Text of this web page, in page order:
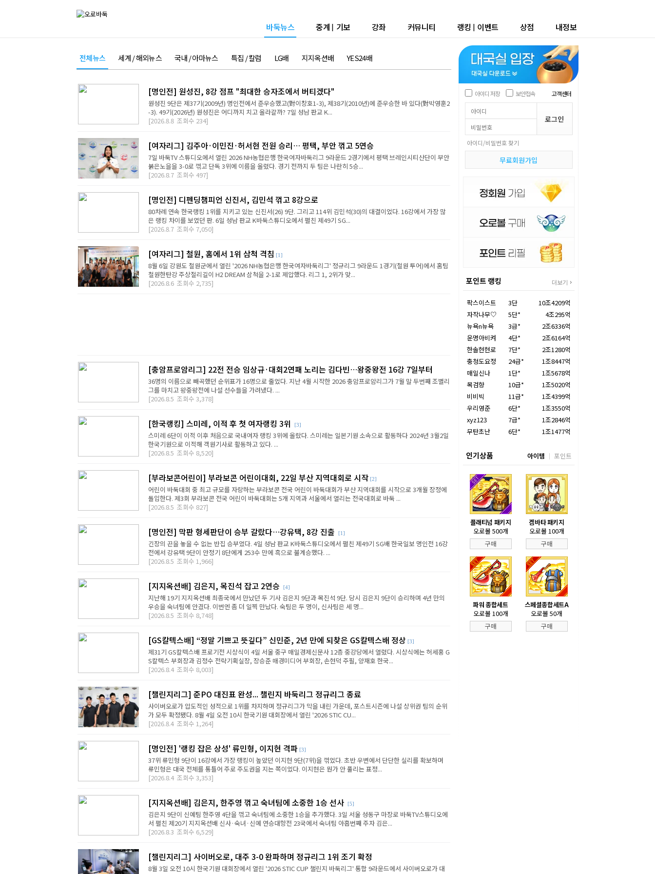
바둑뉴스 중계 | 기보 강좌 커뮤니티 랭킹 | 이벤트 상점 내정보
전체뉴스 세계 / 해외뉴스 국내 / 아마뉴스 특집 / 칼럼 LG배 지지옥션배 YES24배
[명인전] 원성진, 8강 점프 "최대한 승자조에서 버티겠다"
원성진 9단은 제37기(2009년) 명인전에서 준우승했고(對이창호1-3), 제38기(2010년)에 준우승한 바 있다(對박영훈2
-3). 49기(2026년) 원성진은 어디까지 치고 올라갈까? 7일 성남 판교 K...
[2026.8.8 조회수 234]
[여자리그] 김주아·이민진·허서현 전원 승리… 평택, 부안 꺾고 5연승
7일 바둑TV 스튜디오에서 열린 2026 NH농협은행 한국여자바둑리그 9라운드 2경기에서 평택 브레인시티산단이 부안
붉은노을을 3-0로 꺾고 단독 3위에 이름을 올렸다. 경기 전까지 두 팀은 나란히 5승...
[2026.8.7 조회수 497]
[명인전] 디펜딩챔피언 신진서, 김민석 꺾고 8강으로
80차례 연속 한국랭킹 1위를 지키고 있는 신진서(26) 9단. 그리고 114위 김민석(30)의 대결이었다. 16강에서 가장 많
은 랭킹 차이를 보였던 판. 6일 성남 판교 K바둑스튜디오에서 펼친 제49기 SG...
[2026.8.7 조회수 7,050]
[여자리그] 철원, 홈에서 1위 삼척 격침 [1]
8월 6일 강원도 철원군에서 열린 '2026 NH농협은행 한국여자바둑리그' 정규리그 9라운드 1경기(철원 투어)에서 홈팀
철원한탄강 주상절리길이 H2 DREAM 삼척을 2-1로 제압했다. 리그 1, 2위가 맞...
[2026.8.6 조회수 2,735]
[충암프로암리그] 22전 전승 임상규·대회2연패 노리는 김다빈…왕중왕전 16강 7일부터
36명의 이름으로 빼곡했던 순위표가 16명으로 줄었다. 지난 4월 시작한 2026 충암프로암리그가 7월 말 두번째 조별리
그를 마치고 왕중왕전에 나설 선수들을 가려냈다. ...
[2026.8.5 조회수 3,378]
[한국랭킹] 스미레, 이적 후 첫 여자랭킹 3위 [3]
스미레 6단이 이적 이후 처음으로 국내여자 랭킹 3위에 올랐다. 스미레는 일본기원 소속으로 활동하다 2024년 3월2일
한국기원으로 이적해 객원기사로 활동하고 있다. ...
[2026.8.5 조회수 8,520]
[부라보콘어린이] 부라보콘 어린이대회, 22일 부산 지역대회로 시작 [2]
어린이 바둑대회 중 최고 규모를 자랑하는 부라보콘 전국 어린이 바둑대회가 부산 지역대회를 시작으로 3개월 장정에
돌입한다. 제3회 부라보콘 전국 어린이 바둑대회는 5개 지역과 서울에서 열리는 전국대회로 바둑 ...
[2026.8.5 조회수 827]
[명인전] 막판 형세판단이 승부 갈랐다…강유택, 8강 진출 [1]
긴장의 끈을 놓을 수 없는 반집 승부였다. 4일 성남 판교 K바둑스튜디오에서 펼친 제49기 SG배 한국일보 명인전 16강
전에서 강유택 9단이 안정기 8단에게 253수 만에 흑으로 불계승했다. ...
[2026.8.5 조회수 1,966]
[지지옥션배] 김은지, 목진석 잡고 2연승 [4]
지난해 19기 지지옥션배 최종국에서 만났던 두 기사 김은지 9단과 목진석 9단. 당시 김은지 9단이 승리하며 4년 만의
우승을 숙녀팀에 안겼다. 이번엔 좀 더 일찍 만났다. 숙팀은 두 명이, 신사팀은 세 명...
[2026.8.5 조회수 8,748]
[GS칼텍스배] “정말 기쁘고 뜻깊다” 신민준, 2년 만에 되찾은 GS칼텍스배 정상 [3]
제31기 GS칼텍스배 프로기전 시상식이 4일 서울 중구 매일경제신문사 12층 중강당에서 열렸다. 시상식에는 허세홍 G
S칼텍스 부회장과 김정수 전략기획실장, 장승준 매경미디어 부회장, 손현덕 주필, 양재호 한국...
[2026.8.4 조회수 8,003]
[챌린지리그] 준PO 대진표 완성... 챌린지 바둑리그 정규리그 종료
사이버오로가 압도적인 성적으로 1위를 차지하며 정규리그가 막을 내린 가운데, 포스트시즌에 나설 상위권 팀의 순위
가 모두 확정됐다. 8월 4일 오전 10시 한국기원 대회장에서 열린 '2026 STIC CU...
[2026.8.4 조회수 1,264]
[명인전] '랭킹 잡은 상성' 류민형, 이지현 격파 [3]
37위 류민형 9단이 16강에서 가장 랭킹이 높았던 이지현 9단(7위)을 꺾었다. 초반 우변에서 단단한 실리를 확보하며
류민형은 대국 전체를 통틀어 주로 주도권을 지는 쪽이었다. 이지현은 뭔가 안 풀리는 표정...
[2026.8.4 조회수 3,353]
[지지옥션배] 김은지, 한주영 꺾고 숙녀팀에 소중한 1승 선사 [5]
김은지 9단이 신예팀 한주영 4단을 꺾고 숙녀팀에 소중한 1승을 추가했다. 3일 서울 성동구 마장로 바둑TV스튜디오에
서 펼친 제20기 지지옥션배 신사·숙녀·신예 연승대항전 23국에서 숙녀팀 아홉번째 주자 김은...
[2026.8.3 조회수 6,529]
[챌린지리그] 사이버오로, 대주 3-0 완파하며 정규리그 1위 조기 확정
8월 3일 오전 10시 한국기원 대회장에서 열린 '2026 STIC CUP 챌린지 바둑리그' 통합 9라운드에서 사이버오로가 대
아이디 저장 보안접속 고객센터
아이디/비밀번호 찾기
무료회원가입
포인트 랭킹 더보기
팍스이스트 3단
10조4209억
자작나무♡
5단*
4조295억
뉴욕n뉴욕
3급*
2조6336억
운명아비켜
4단*
2조6164억
한솔현현로
7단*
2조1280억
충청도요정
24급*
1조8447억
매일신나
1단*
1조5678억
목검향
10급*
1조5020억
비비빅
11급*
1조4399억
우리영준
6단*
1조3550억
xyz123
7급*
1조2846억
무탄초난
6단* 1조1477억
인기상품 아이템 포인트
플래티넘 패키지
오로볼 500개
구매
겜바타 패키지
오로볼 100개
구매
파워 종합세트
오로볼 100개
구매
스페셜종합세트A
오로볼 50개
구매